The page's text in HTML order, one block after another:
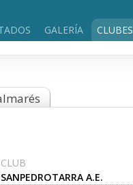
GALERÍA CLUBES
CLUB
SANPEDROTARRA A.E.